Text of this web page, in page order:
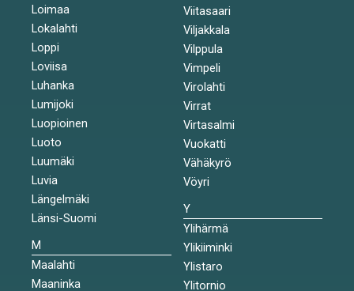
Loimaa
Lokalahti
Loppi
Loviisa
Luhanka
Lumijoki
Luopioinen
Luoto
Luumäki
Luvia
Längelmäki
Länsi-Suomi
M
Maalahti
Maaninka
Viitasaari
Viljakkala
Vilppula
Vimpeli
Virolahti
Virrat
Virtasalmi
Vuokatti
Vähäkyrö
Vöyri
Y
Ylihärmä
Ylikiiminki
Ylistaro
Ylitornio